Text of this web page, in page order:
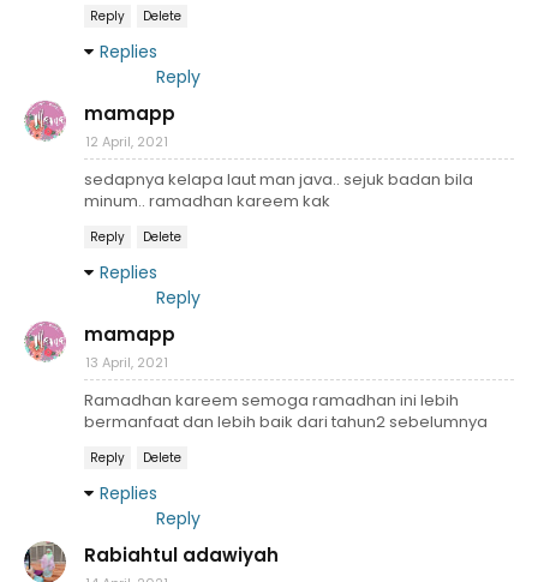
Reply Delete
Replies
Reply
mamapp
12 April, 2021
sedapnya kelapa laut man java.. sejuk badan bila
minum.. ramadhan kareem kak
Reply Delete
Replies
Reply
mamapp
13 April, 2021
Ramadhan kareem semoga ramadhan ini lebih
bermanfaat dan lebih baik dari tahun2 sebelumnya
Reply Delete
Replies
Reply
Rabiahtul adawiyah